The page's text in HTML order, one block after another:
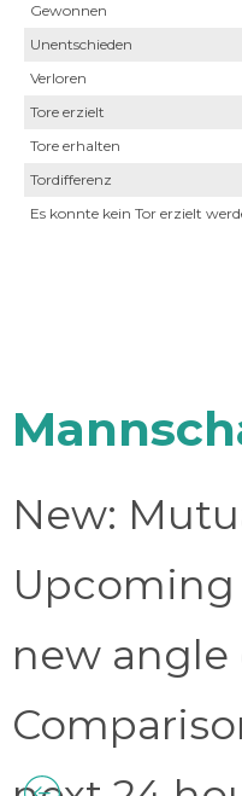
Gewonnen
Unentschieden
Verloren
Tore erzielt
Tore erhalten
Tordifferenz
Es konnte kein Tor erzielt
New:
new